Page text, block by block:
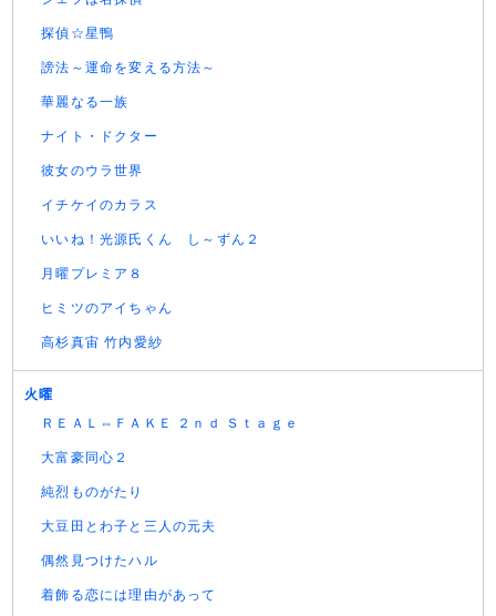
探偵☆星鴨
謗法～運命を変える方法～
華麗なる一族
ナイト・ドクター
彼女のウラ世界
イチケイのカラス
いいね！光源氏くん し～ずん２
月曜プレミア８
ヒミツのアイちゃん
高杉真宙 竹内愛紗
火曜
ＲＥＡＬ⇔ＦＡＫＥ ２ｎｄ Ｓｔａｇｅ
大富豪同心２
純烈ものがたり
大豆田とわ子と三人の元夫
偶然見つけたハル
着飾る恋には理由があって